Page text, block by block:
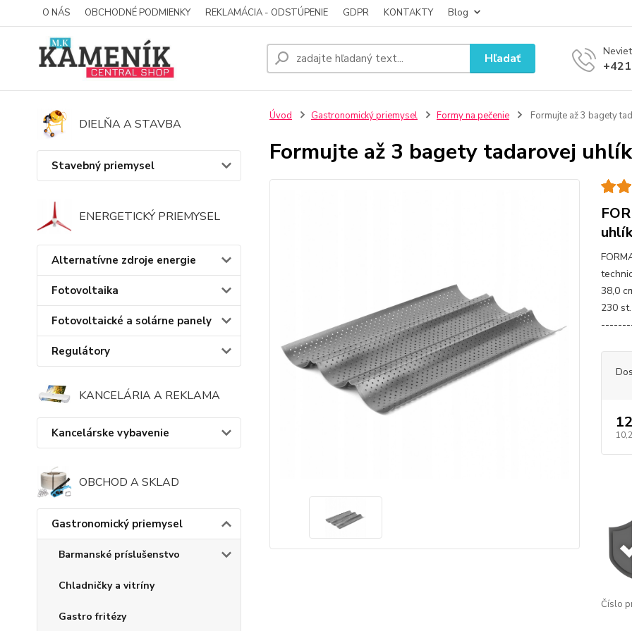
O NÁS OBCHODNÉ PODMIENKY REKLAMÁCIA - ODSTÚPENIE GDPR KONTAKTY Blog
Hľadať
DIELŇA A STAVBA
Stavebný priemysel
ENERGETICKÝ PRIEMYSEL
Alternatívne zdroje energie
Fotovoltaika
Fotovoltaické a solárne panely
Regulátory
KANCELÁRIA A REKLAMA
Kancelárske vybavenie
OBCHOD A SKLAD
Gastronomický priemysel
Barmanské príslušenstvo
Chladničky a vitríny
Gastro fritézy
Úvod Gastronomický priemysel Formy na pečenie Formujte až 3 bagety
Formujte až 3 bagety tadarovej
38,0
230
Číslo